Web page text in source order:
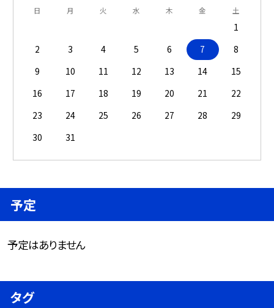
日 月 火 水 木 金 土
1
2
3 4 5 6 7
8
9
10 11 12 13 14
15
16
17 18 19 20 21
22
23
24 25 26 27 28
29
30
31
予定
予定はありません
タグ